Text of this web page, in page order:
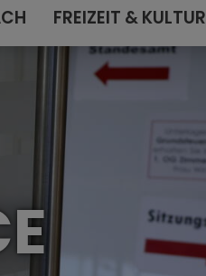
FREIZEIT & KULTUR